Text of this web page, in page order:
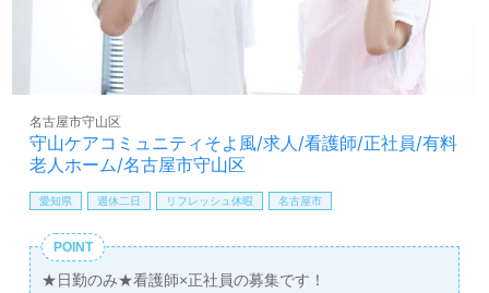
守山ケアコミュニティそよ風/求人/看護師/正社員/有料
老人ホーム/名古屋市守山区
名古屋市守山区
愛知県 週休二日 リフレッシュ休暇 名古屋市
POINT
★日勤のみ★看護師×正社員の募集です！